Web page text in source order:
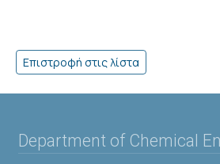
Department of Chemical